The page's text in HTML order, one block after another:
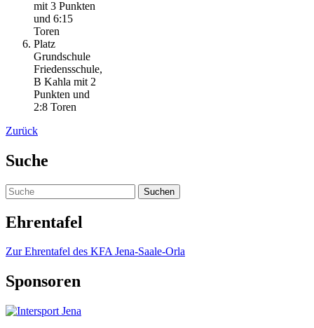
mit 3 Punkten
und 6:15
Toren
Platz
Grundschule
Friedensschule,
B Kahla mit 2
Punkten und
2:8 Toren
Zurück
Suche
Ehrentafel
Zur Ehrentafel des KFA Jena-Saale-Orla
Sponsoren